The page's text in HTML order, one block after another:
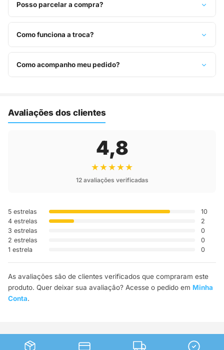
Posso parcelar a compra?
Sim, parcelamos em até 10x sem juros no cartão de crédito,
ou pague à vista no Pix com 8% de desconto.
Como funciona a troca?
Você tem 7 dias após o recebimento para solicitar troca.
Basta entrar em contato pelo WhatsApp ou e-mail.
Como acompanho meu pedido?
Avaliações dos clientes
4,8
★★★★★
12 avaliações verificadas
5 estrelas
10
4 estrelas
2
3 estrelas
0
2 estrelas
0
1 estrela
0
As avaliações são de clientes verificados que compraram este
produto. Quer deixar sua avaliação? Acesse o pedido em Minha
Conta.